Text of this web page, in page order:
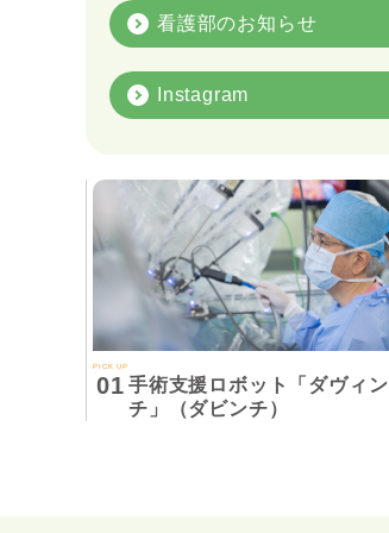
看護部のお知らせ
Instagram
PICK UP
01 手術支援ロボット「ダヴィン
チ」（ダビンチ）